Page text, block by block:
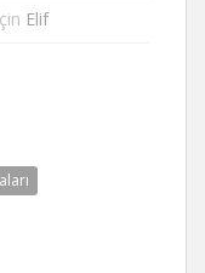
Elif